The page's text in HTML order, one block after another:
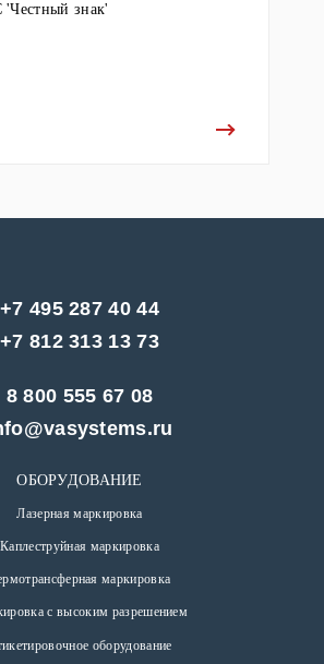
'Честный знак'
+7 495 287 40 44
+7 812 313 13 73
8 800 555 67 08
ОБОРУДОВАНИЕ
Лазерная маркировка
Каплеструйная маркировка
маркировка
с высоким разрешением
оборудование